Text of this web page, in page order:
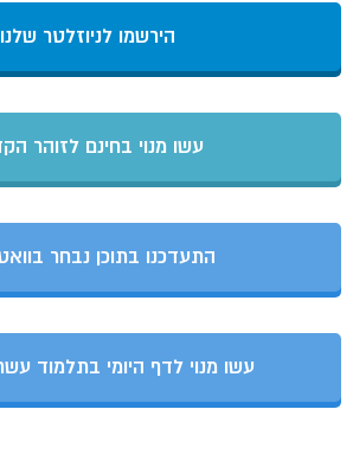
הירשמו לניוזלטר שלנו
עשו מנוי בחינם לזוהר
התעדכנו בתוכן נבחר
עשו מנוי לדף היומי בתלמוד